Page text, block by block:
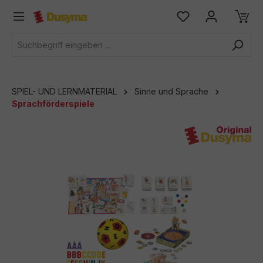
springen
SPIEL- UND LERNMATERIAL
Sinne und Sprache
Sprachförderspiele
Bildergalerie überspringen